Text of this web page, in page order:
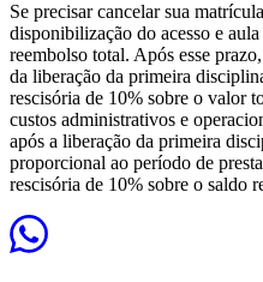
Se precisar cancelar sua
disponibilização do acesso e
reembolso total. Após esse
da liberação da primeira
rescisória de 10% sobre o valor
custos administrativos e
após a liberação da primeira
proporcional ao período de
rescisória de 10% sobre o saldo